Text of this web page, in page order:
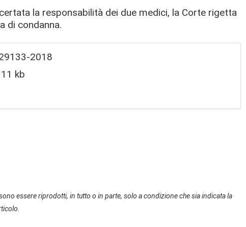
la responsabilità dei due medici, la Corte rigetta
di condanna.
2018
kb
essere riprodotti, in tutto o in parte, solo a condizione che sia indicata la